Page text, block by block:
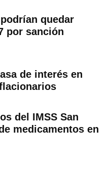
quedar
por sanción
de interés en
del IMSS San
medicamentos en